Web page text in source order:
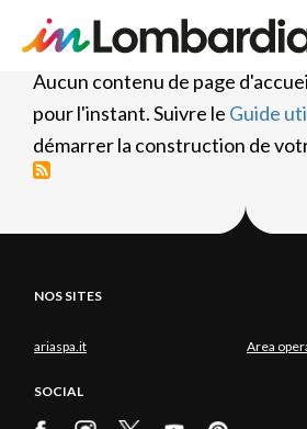
Aller
contenu
principal
Aucun contenu de page
pour l'instant. Suivre le Guide
démarrer la construction de
NOS SITES
ariaspa.it Area
SOCIAL